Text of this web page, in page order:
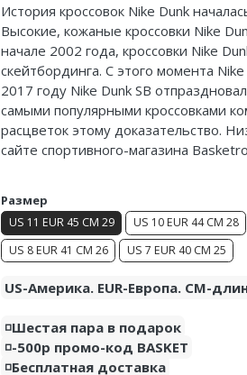
История кроссовок Nike Dunk
Высокие, кожаные кроссовки Nike
начале 2002 года, кроссовки Nike
скейтбординга. С этого момента
2017 году Nike Dunk SB
самыми популярными кроссовками
расцветок этому доказательство.
сайте спортивного-магазина
Размер
US 11 EUR 45 CM 29 US 10 EUR 44 CM 28
US 8 EUR 41 CM 26
US 7 EUR 40 CM 25
US-Америка. EUR-Европа. CM-
◽️Шестая пара в подарок
◽️-500р промо-код BASKET
◽️Бесплатная доставка